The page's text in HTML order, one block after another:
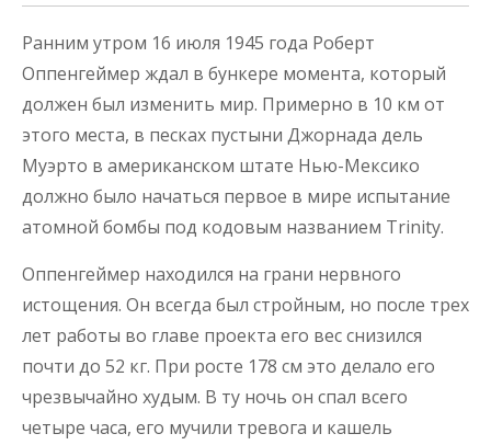
Ранним утром 16 июля 1945 года Роберт
Оппенгеймер ждал в бункере момента, который
должен был изменить мир. Примерно в 10 км от
этого места, в песках пустыни Джорнада дель
Муэрто в американском штате Нью-Мексико
должно было начаться первое в мире испытание
атомной бомбы под кодовым названием Trinity.
Оппенгеймер находился на грани нервного
истощения. Он всегда был стройным, но после трех
лет работы во главе проекта его вес снизился
почти до 52 кг. При росте 178 см это делало его
чрезвычайно худым. В ту ночь он спал всего
четыре часа, его мучили тревога и кашель